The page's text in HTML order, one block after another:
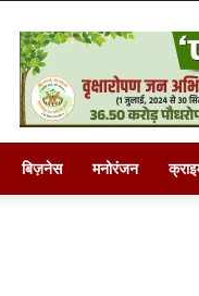
बिज़नेस मनोरंजन